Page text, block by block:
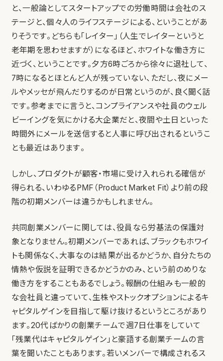
と、一般論としてスタートアップでの労働時間は会社のス
テージと、個々人のライフステージによる、ということがあ
りそうです。どちらも「レイター」（人生でレイターというと
老年期を思わせますが）になるほど、ホワイトな働き方に
近づく、ということです。夕方6時ごろから徐々に退社して、
7時になるとほとんど人が残っていない、ただし、夜にメー
ルやメッセが飛んだりするのが日常というのが、良く聞く話
です。参考までに言うと、コンプライアンスや社員のウェル
ビーイングを気にかける大企業だと、夜間や土日といった
時間外にメールを送信すると人事に呼び出されるというこ
とも最近はあります。
しかし、プロダクトが顧客・市場に受け入れられる確信が
得られる、いわゆるPMF（Product Market Fit）より前の段
階の初期メンバーは違うかもしれません。
共同創業メンバーに関しては、役員なら労基法の保護対
象となりません。初期メンバーであれば、ブラックもホワイ
トも関係なく、大事なのは結果が出るかどうか、自分たちの
情熱や仮説を証明できるかどうかのみ、という前のめりな
働き方をすることもあるでしょう。報酬の仕組みも一般的
な会社員と違っていて、生株やストックオプションによるキ
ャピタルゲインを目指して駆け抜けるというところがあり
ます。20代ばかりの創業チームで週7日仕事をしていて
「残業代はキャピタルゲイン」と豪語する創業チームの言
葉を聞いたこともあります。若いメンバーで構成されるス